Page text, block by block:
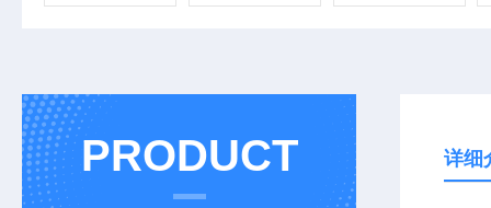
PRODUCT 详细